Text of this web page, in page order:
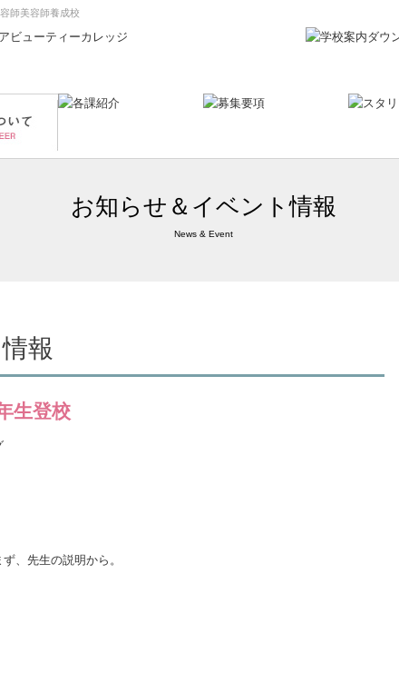
師美容師養成校
お知らせ＆イベント情報
News & Event
報
生登校
、先生の説明から。